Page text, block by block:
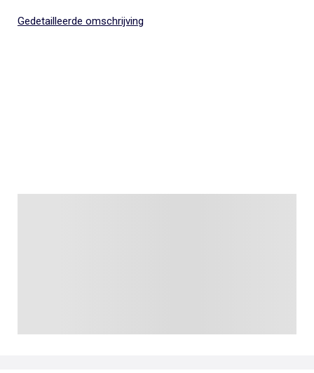
Gedetailleerde omschrijving